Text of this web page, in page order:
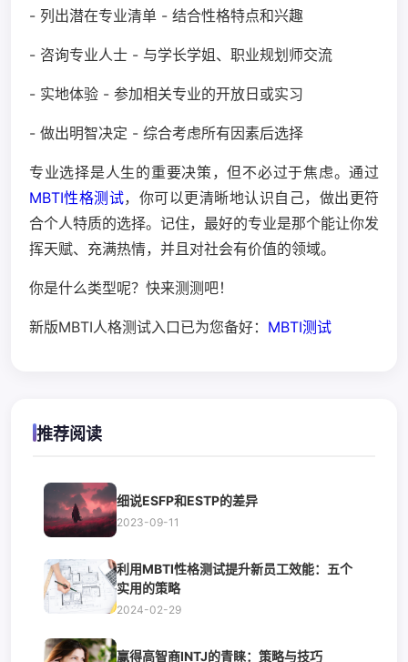
- 列出潜在专业清单 - 结合性格特点和兴趣
- 咨询专业人士 - 与学长学姐、职业规划师交流
- 实地体验 - 参加相关专业的开放日或实习
- 做出明智决定 - 综合考虑所有因素后选择
专业选择是人生的重要决策，但不必过于焦虑。通过
MBTI性格测试，你可以更清晰地认识自己，做出更符
合个人特质的选择。记住，最好的专业是那个能让你发
挥天赋、充满热情，并且对社会有价值的领域。
你是什么类型呢？快来测测吧！
新版MBTI人格测试入口已为您备好： MBTI测试
推荐阅读
细说ESFP和ESTP的差异
2023-09-11
利用MBTI性格测试提升新员工效能：五个
实用的策略
2024-02-29
赢得高智商INTJ的青睐：策略与技巧